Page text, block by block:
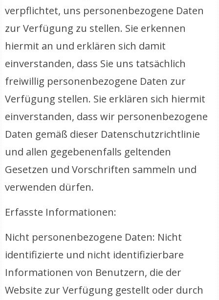
verpflichtet, uns personenbezogene Daten
zur Verfügung zu stellen. Sie erkennen
hiermit an und erklären sich damit
einverstanden, dass Sie uns tatsächlich
freiwillig personenbezogene Daten zur
Verfügung stellen. Sie erklären sich hiermit
einverstanden, dass wir personenbezogene
Daten gemäß dieser Datenschutzrichtlinie
und allen gegebenenfalls geltenden
Gesetzen und Vorschriften sammeln und
verwenden dürfen.
Erfasste Informationen:
Nicht personenbezogene Daten: Nicht
identifizierte und nicht identifizierbare
Informationen von Benutzern, die der
Website zur Verfügung gestellt oder durch